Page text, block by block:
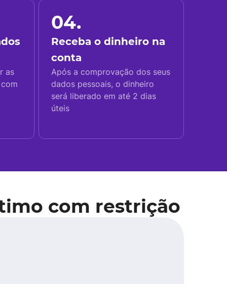
as
04.
Receba o dinheiro na
conta
Após a comprovação dos seus
dados pessoais, o dinheiro
será liberado em até 2 dias
úteis
com restrição